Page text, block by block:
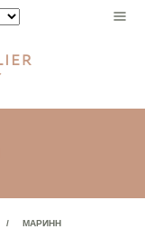
МАРИНН